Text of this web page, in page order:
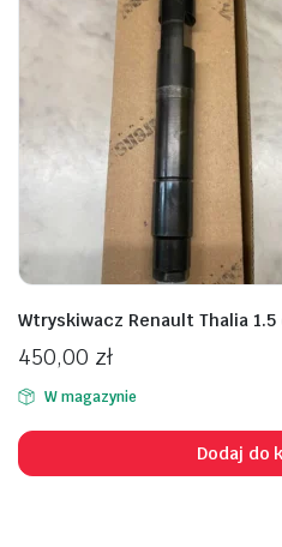
Wtryskiwacz Renault Thalia 1.5
450,00 zł
W magazynie
Dodaj do